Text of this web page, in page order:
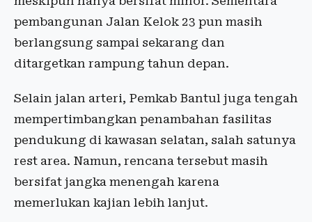
pembangunan Jalan Kelok 23 pun masih
berlangsung sampai sekarang dan
ditargetkan rampung tahun depan.
Selain jalan arteri, Pemkab Bantul juga tengah
mempertimbangkan penambahan fasilitas
pendukung di kawasan selatan, salah satunya
rest area. Namun, rencana tersebut masih
bersifat jangka menengah karena
memerlukan kajian lebih lanjut.